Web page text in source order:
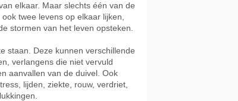
elkaar. Maar slechts één van de
twee levens op elkaar lijken,
stormen van het leven opsteken.
staan. Deze kunnen verschillende
verlangens die niet vervuld
aanvallen van de duivel. Ook
lijden, ziekte, rouw, verdriet,